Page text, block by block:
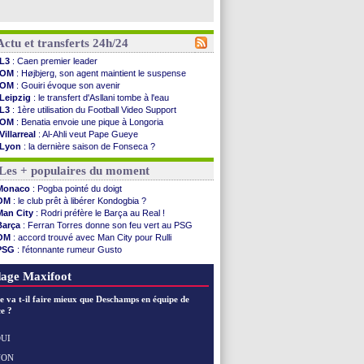
et transferts 24h/24
L3 : Caen premier leader
OM : Højbjerg, son agent maintient le suspense
OM : Gouiri évoque son avenir
Leipzig : le transfert d'Asllani tombe à l'eau
L3 : 1ère utilisation du Football Video Support
OM : Benatia envoie une pique à Longoria
Villarreal : Al-Ahli veut Pape Gueye
Lyon : la dernière saison de Fonseca ?
OM: un nouveau prétendant pour Højbjerg
Brest: un gardien norvégien en approche ?
OM: McCourt a versé 120 M€ en 2026
PSG: 4 retours dans le groupe face à Man Utd ...
Nice: Kevin Carlos va partir en Italie
L1: prison avec sursis requis contre un arbitre
Leganés: c'est signé pour Luca Zidane (off.)
Atletico: Ruggeri en route pour Aston Villa
Monaco: Filipe Luis soutient Biereth
PSG : Nsoki va signer en Croatie
Real: Mastantuono prêté à la Fiorentina (off.)
Man City
Palace
+ populaires du moment
: Pogba pointé du doigt
: le club prêt à libérer Kondogbia ?
City : Rodri préfère le Barça au Real !
: Ferran Torres donne son feu vert au PSG
: accord trouvé avec Man City pour Rulli
: l'étonnante rumeur Gusto
: Owori battu à mort à Kampala
Maxifoot
va t-il faire mieux que Deschamps en équipe de
?